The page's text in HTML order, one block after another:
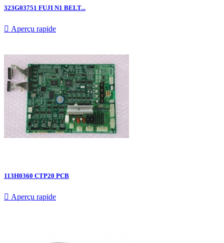
323G03751 FUJI N1 BELT...
 Aperçu rapide
113H0360 CTP20 PCB
 Aperçu rapide